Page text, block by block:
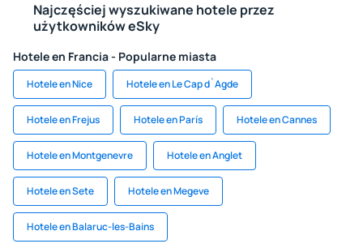
Najczęściej wyszukiwane hotele przez
użytkowników eSky
Hotele en Francia - Popularne miasta
Hotele en Nice Hotele en Le Cap d`Agde
Hotele en Frejus Hotele en París Hotele en Cannes
Hotele en Montgenevre Hotele en Anglet
Hotele en Sete Hotele en Megeve
Hotele en Balaruc-les-Bains